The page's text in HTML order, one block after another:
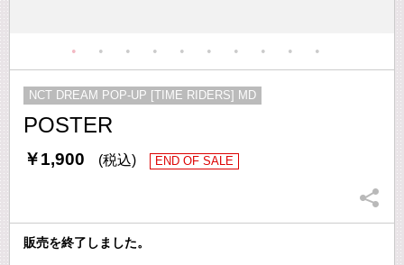
POSTER
￥1,900 (税込) END OF SALE
NCT DREAM POP-UP [TIME RIDERS] MD
販売を終了しました。